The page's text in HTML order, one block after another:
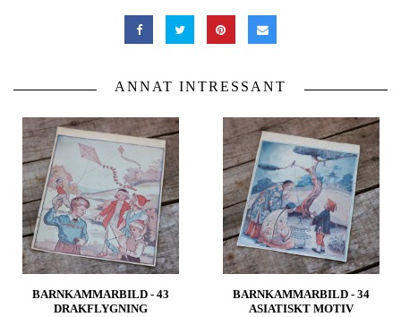
ANNAT INTRESSANT
BARNKAMMARBILD - 43
DRAKFLYGNING
BARNKAMMARBILD - 34
ASIATISKT MOTIV